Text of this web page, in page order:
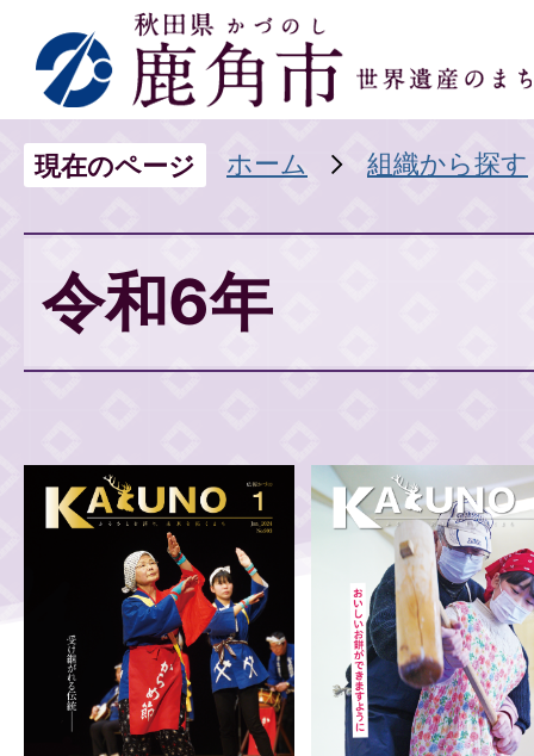
現在のページ ホーム 組織から探す
令和6年